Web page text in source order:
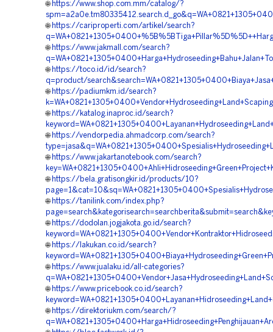
🌐 https://www.shop.com.mm/catalog/?
🌐 https://cariproperti.com/artikel/search?
🌐 https://www.jakmall.com/search?
🌐 https://toco.id/id/search?
q=product/
🌐 https://padiumkm.id/search?
🌐 https://katalog.inaproc.id/search?
🌐 https://vendorpedia.ahmadcorp.com/search?
🌐 https://www.jakartanotebook.com/search?
🌐 https://bela.gratisongkir.id/products/10?
🌐 https://tanilink.com/index.php?
🌐 https://dodolan.jogjakota.go.id/search?
🌐 https://lakukan.co.id/search?
🌐 https://www.jualaku.id/all-categories?
🌐 https://www.pricebook.co.id/search?
🌐 https://direktoriukm.com/search/?